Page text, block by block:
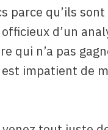
parce qu’ils
d’un
qui n’a pas
est impatient de